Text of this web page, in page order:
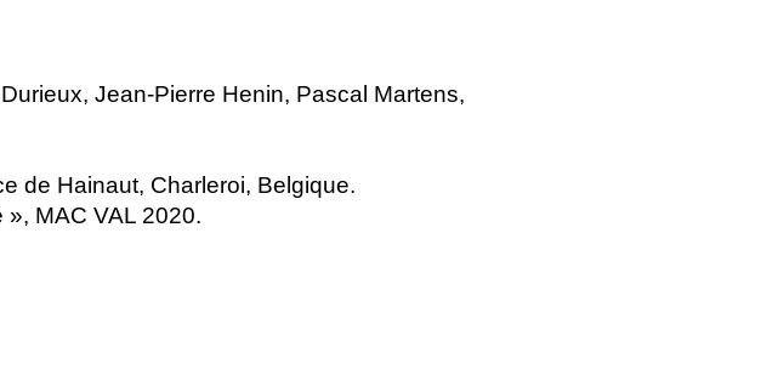
Jean-Pierre Henin, Pascal Martens,
de Hainaut, Charleroi, Belgique.
», MAC VAL 2020.